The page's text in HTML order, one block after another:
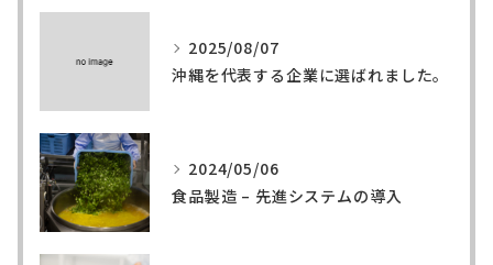
2025/08/07
沖縄を代表する企業に選ばれました。
2024/05/06
食品製造 – 先進システムの導入